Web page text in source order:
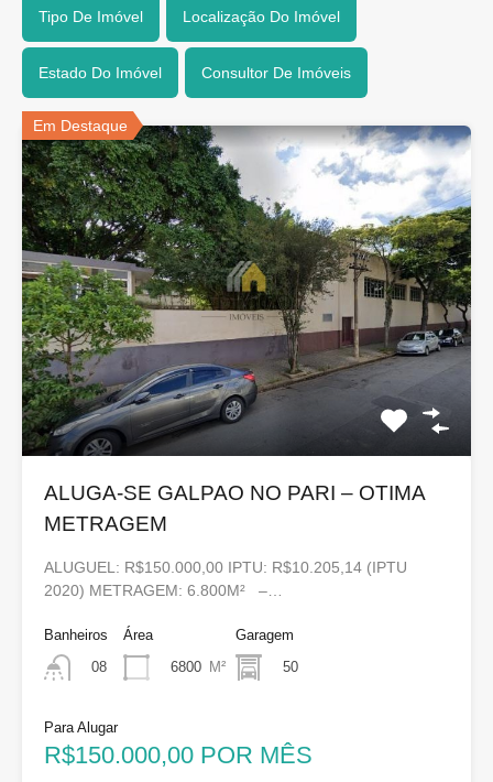
Tipo De Imóvel Localização Do Imóvel
Estado Do Imóvel Consultor De Imóveis
Em Destaque
ALUGA-SE GALPAO NO PARI – OTIMA
METRAGEM
ALUGUEL: R$150.000,00 IPTU: R$10.205,14 (IPTU
2020) METRAGEM: 6.800M² –…
Banheiros
08
Área
6800 M²
Garagem
50
Para Alugar
R$150.000,00 POR MÊS